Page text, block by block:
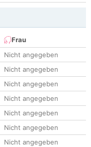
Frau
Nicht angegeben
Nicht angegeben
Nicht angegeben
Nicht angegeben
Nicht angegeben
Nicht angegeben
Nicht angegeben